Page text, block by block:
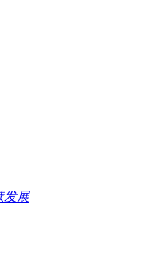
发展